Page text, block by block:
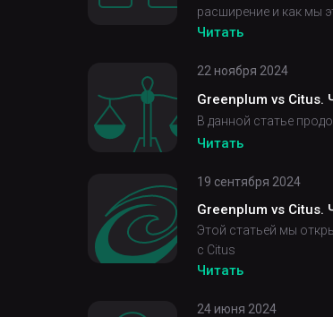
расширение и как мы
Читать
22 ноября 2024
Greenplum vs Citus.
В данной статье
Читать
19 сентября 2024
Greenplum vs Citus.
Этой статьей мы
с Citus
Читать
24 июня 2024